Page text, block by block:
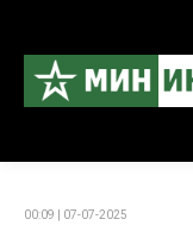
00:09 | 07-07-2025